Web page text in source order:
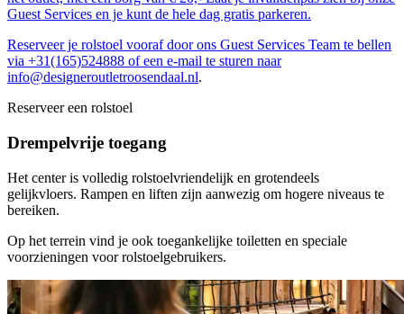
Guest Services en je kunt de hele dag gratis parkeren.
Reserveer je rolstoel vooraf door ons Guest Services Team te bellen
via +31(165)524888 of een e-mail te sturen naar
info@designeroutletroosendaal.nl.
Reserveer een rolstoel
Drempelvrije toegang
Het center is volledig rolstoelvriendelijk en grotendeels
gelijkvloers. Rampen en liften zijn aanwezig om hogere niveaus te
bereiken.
Op het terrein vind je ook toegankelijke toiletten en speciale
voorzieningen voor rolstoelgebruikers.